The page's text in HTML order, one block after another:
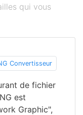
qui vous
Convertisseur
de fichier
est
Graphic",